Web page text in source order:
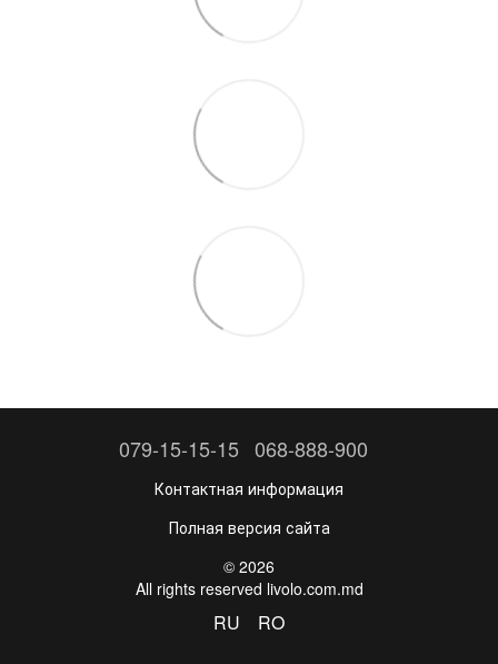
079-15-15-15 068-888-900
Контактная информация
Полная версия сайта
© 2026
All rights reserved livolo.com.md
RU RO